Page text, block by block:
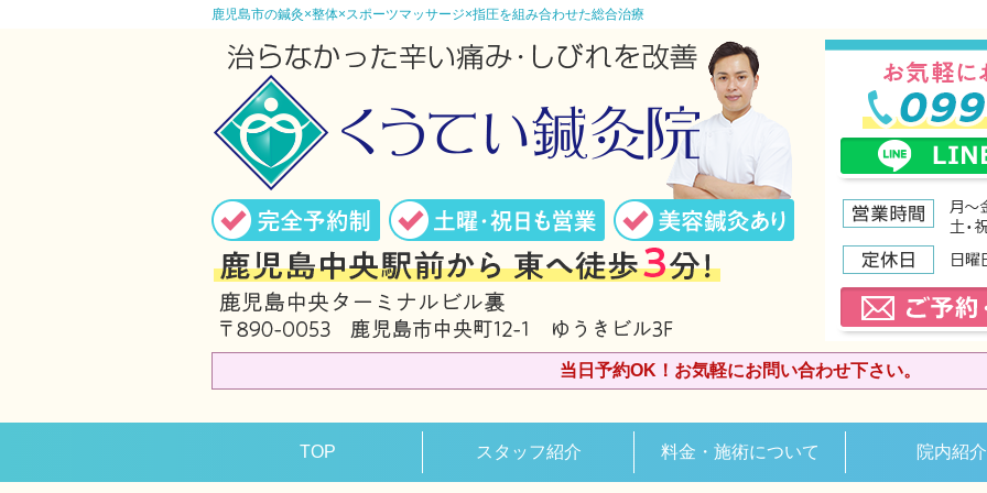
鹿児島市の鍼灸×整体×スポーツマッサージ×指圧を組み合わせた総合治療
当日予約OK！お気軽にお問い合わせ下さい。
TOP スタッフ紹介 料金・施術について 院内紹介